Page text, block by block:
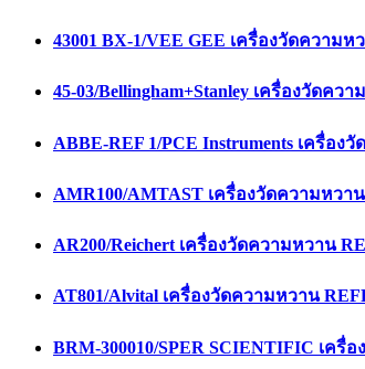
43001 BX-1/VEE GEE เครื่องวัดความ
45-03/Bellingham+Stanley เครื่องวัดคว
ABBE-REF 1/PCE Instruments เครื่อ
AMR100/AMTAST เครื่องวัดความหว
AR200/Reichert เครื่องวัดความหวาน
AT801/Alvital เครื่องวัดความหวาน
BRM-300010/SPER SCIENTIFIC เค